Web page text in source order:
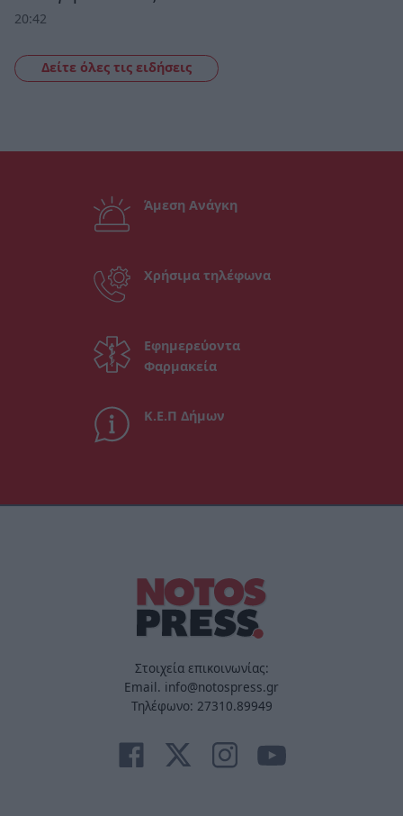
20:42
Δείτε όλες τις ειδήσεις
Άμεση Ανάγκη
Χρήσιμα τηλέφωνα
Εφημερεύοντα
Φαρμακεία
Κ.Ε.Π Δήμων
Στοιχεία επικοινωνίας:
Email. info@notospress.gr
Τηλέφωνο: 27310.89949